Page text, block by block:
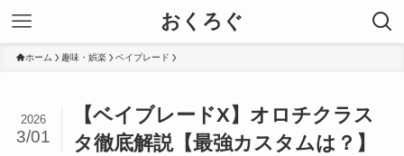
おくろぐ
ホーム 趣味・娯楽 ベイブレード
【ベイブレードX】オロチクラス
タ徹底解説【最強カスタムは？】
2026
3/01